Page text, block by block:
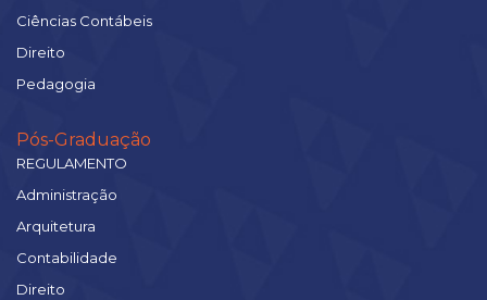
Ciências Contábeis
Direito
Pedagogia
Pós-Graduação
REGULAMENTO
Administração
Arquitetura
Contabilidade
Direito